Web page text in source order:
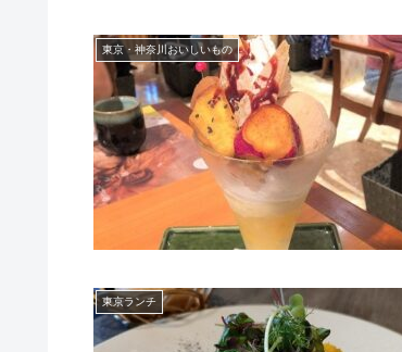
東京・神奈川おいしいもの
東京ランチ